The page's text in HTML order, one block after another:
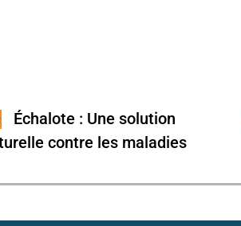
Échalote : Une solution
contre les maladies